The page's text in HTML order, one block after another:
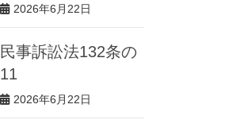
2026年6月22日
民事訴訟法132条の
11
2026年6月22日